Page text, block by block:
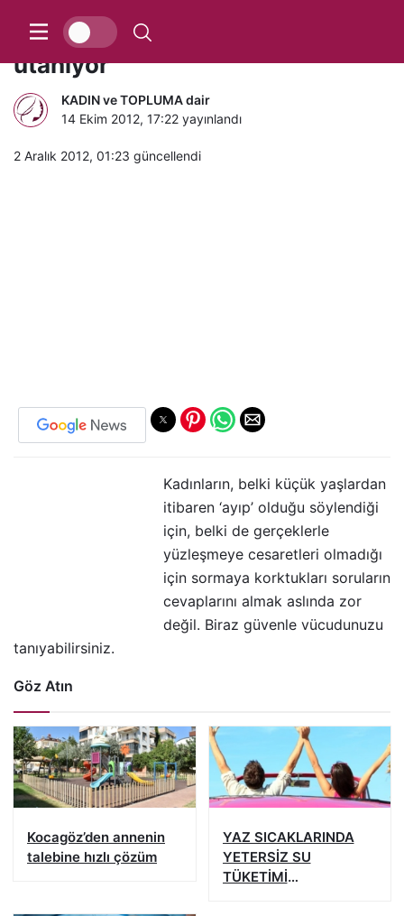
Kadınlar bu sorulardan çok
utanıyor
KADIN ve TOPLUMA dair
14 Ekim 2012, 17:22 yayınlandı
2 Aralık 2012, 01:23 güncellendi
Kadınların, belki küçük yaşlardan
itibaren ‘ayıp’ olduğu söylendiği
için, belki de gerçeklerle
yüzleşmeye cesaretleri olmadığı
için sormaya korktukları soruların
cevaplarını almak aslında zor
değil. Biraz güvenle vücudunuzu
tanıyabilirsiniz.
Göz Atın
Kocagöz’den annenin
talebine hızlı çözüm
YAZ SICAKLARINDA
YETERSİZ SU
TÜKETİMİ